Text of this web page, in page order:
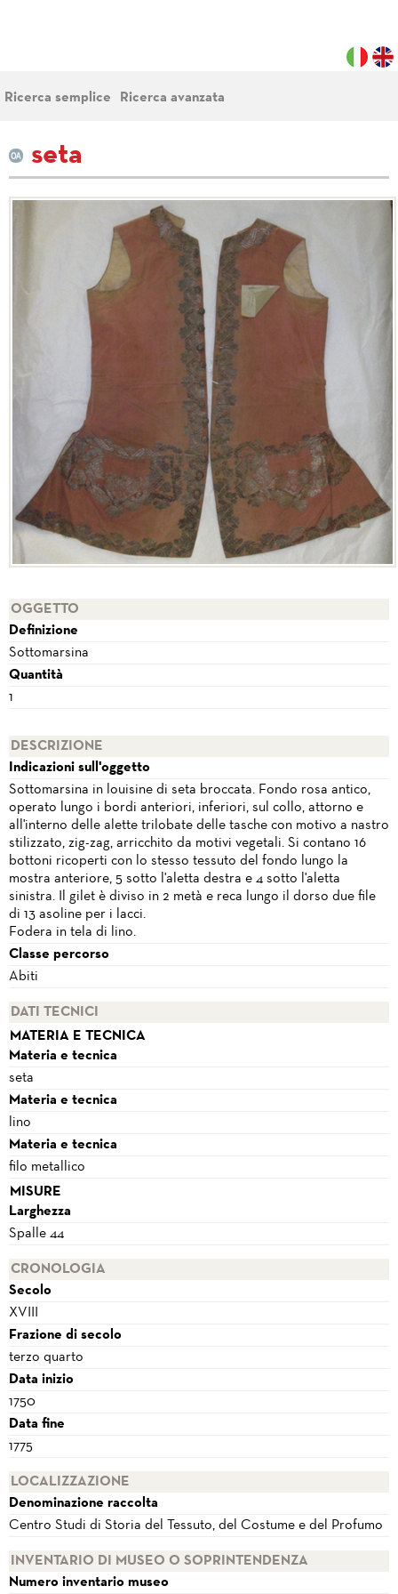
Ricerca semplice Ricerca avanzata
seta
OGGETTO
Definizione
Sottomarsina
Quantità
1
DESCRIZIONE
Indicazioni sull'oggetto
Sottomarsina in louisine di seta broccata. Fondo rosa antico,
operato lungo i bordi anteriori, inferiori, sul collo, attorno e
all'interno delle alette trilobate delle tasche con motivo a nastro
stilizzato, zig-zag, arricchito da motivi vegetali. Si contano 16
bottoni ricoperti con lo stesso tessuto del fondo lungo la
mostra anteriore, 5 sotto l'aletta destra e 4 sotto l'aletta
sinistra. Il gilet è diviso in 2 metà e reca lungo il dorso due file
di 13 asoline per i lacci.
Fodera in tela di lino.
Classe percorso
Abiti
DATI TECNICI
MATERIA E TECNICA
Materia e tecnica
seta
Materia e tecnica
lino
Materia e tecnica
filo metallico
MISURE
Larghezza
Spalle 44
CRONOLOGIA
Secolo
XVIII
Frazione di secolo
terzo quarto
Data inizio
1750
Data fine
1775
LOCALIZZAZIONE
Denominazione raccolta
Centro Studi di Storia del Tessuto, del Costume e del Profumo
INVENTARIO DI MUSEO O SOPRINTENDENZA
Numero inventario museo